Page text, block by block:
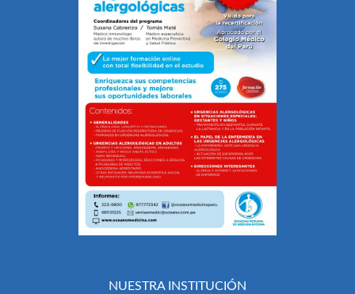
NUESTRA INSTITUCIÓN